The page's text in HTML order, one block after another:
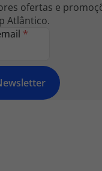
ofertas e
Atlântico.
*